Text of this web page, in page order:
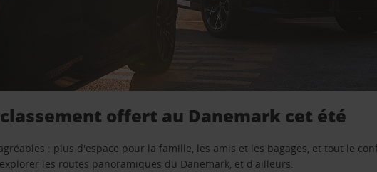
offert au Danemark cet été
: plus d'espace pour la famille, les amis et les bagages, et tout le
les routes panoramiques du Danemark, et d'ailleurs.